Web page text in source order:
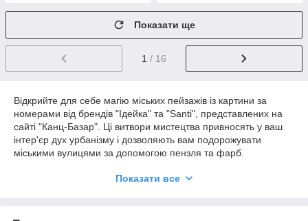
Показати ще
1 / 16
Відкрийте для себе магію міських пейзажів із картини за
номерами від брендів "Ідейка" та "Santi", представлених на
сайті "Канц-Базар". Ці витвори мистецтва привносять у ваш
інтер'єр дух урбанізму і дозволяють вам подорожувати
міськими вулицями за допомогою пензля та фарб.
акрилових фарб та пензлів, а також докладну інструкцію.
Показати все